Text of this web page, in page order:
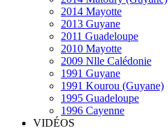
2014 Mayotte
2013 Guyane
2011 Guadeloupe
2010 Mayotte
2009 Nlle Calédonie
1991 Guyane
1991 Kourou (Guyane)
1995 Guadeloupe
1996 Cayenne
VIDÉOS